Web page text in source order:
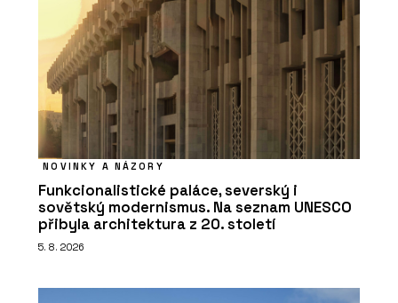
NOVINKY A NÁZORY
Funkcionalistické paláce, severský i
sovětský modernismus. Na seznam UNESCO
přibyla architektura z 20. století
5. 8. 2026